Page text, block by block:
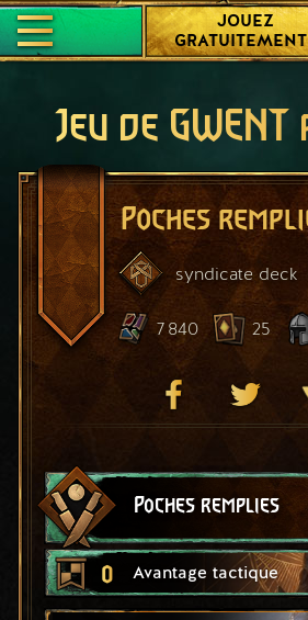
JOUEZ
Jeu de
Poches
syndicate deck
7 840 25
Poches remplies
0 Avantage tactique